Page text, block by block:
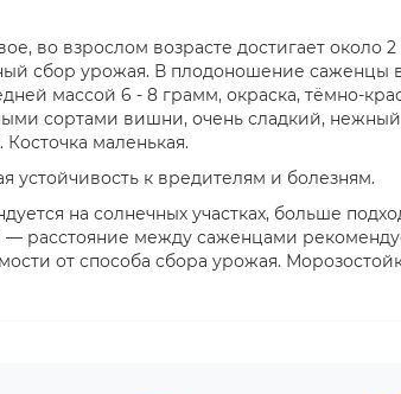
во взрослом возрасте достигает около
сбор урожая. В плодоношение саженцы
массой 6 - 8 грамм, окраска, тёмно-
сортами вишни, очень сладкий,
Косточка маленькая.
устойчивость к вредителям и болезням.
на солнечных участках, больше
расстояние между саженцами
от способа сбора урожая.